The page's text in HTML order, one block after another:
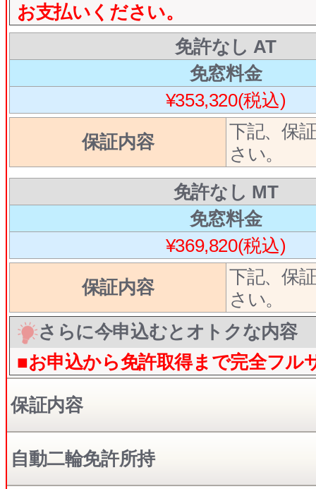
お支払いください。
免許なし AT
免窓料金
¥353,320(税込)
保証内容
下記、保
さい。
免許なし MT
免窓料金
¥369,820(税込)
保証内容
下記、保
さい。
さらに今申込むとオトクな内容
■お申込から免許取得まで完全フル
保証内容
自動二輪免許所持